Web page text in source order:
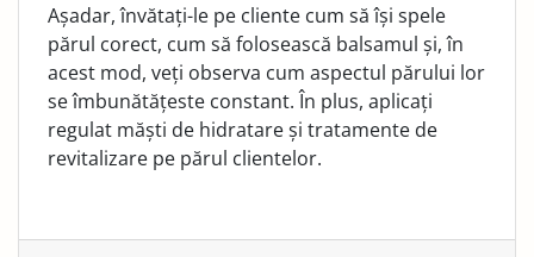
Așadar, învătați-le pe cliente cum să își spele
părul corect, cum să folosească balsamul și, în
acest mod, veți observa cum aspectul părului lor
se îmbunătățeste constant. În plus, aplicați
regulat măști de hidratare și tratamente de
revitalizare pe părul clientelor.